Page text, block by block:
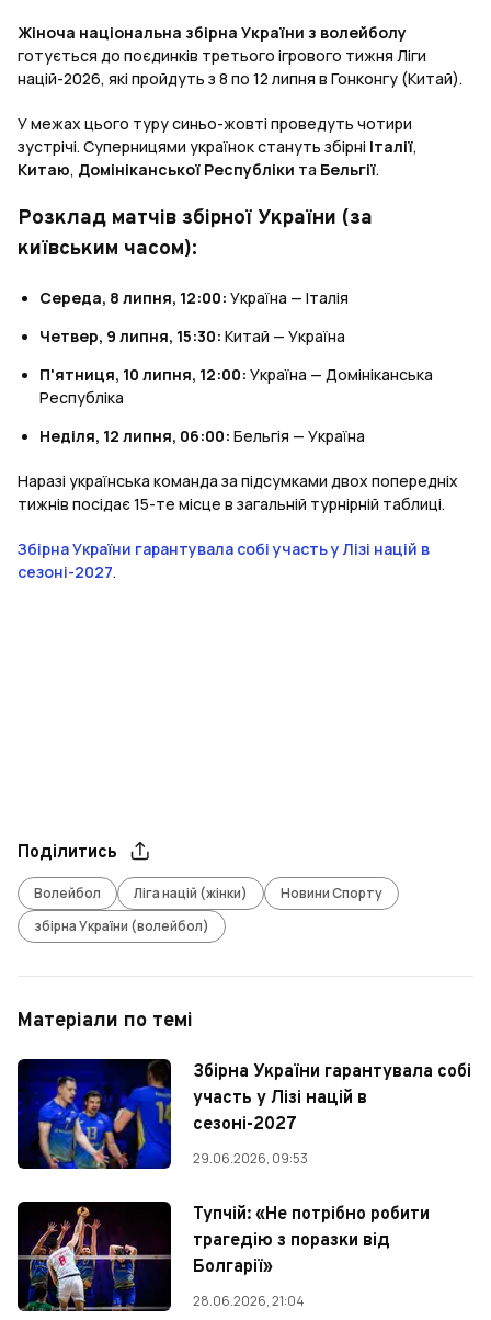
Жіноча національна збірна України з волейболу
готується до поєдинків третього ігрового тижня Ліги
націй-2026, які пройдуть з 8 по 12 липня в Гонконгу (Китай).
У межах цього туру синьо-жовті проведуть чотири
зустрічі. Суперницями українок стануть збірні Італії,
Китаю, Домініканської Республіки та Бельгії.
Розклад матчів збірної України (за
київським часом):
Середа, 8 липня, 12:00: Україна — Італія
Четвер, 9 липня, 15:30: Китай — Україна
П'ятниця, 10 липня, 12:00: Україна — Домініканська
Республіка
Неділя, 12 липня, 06:00: Бельгія — Україна
Наразі українська команда за підсумками двох попередніх
тижнів посідає 15-те місце в загальній турнірній таблиці.
Збірна України гарантувала собі участь у Лізі націй в
сезоні-2027.
Поділитись
Волейбол Ліга націй (жінки)
Новини Спорту
збірна України (волейбол)
Матеріали по темі
Збірна України гарантувала собі
участь у Лізі націй в
сезоні-2027
29.06.2026, 09:53
Тупчій: «Не потрібно робити
трагедію з поразки від
Болгарії»
28.06.2026, 21:04